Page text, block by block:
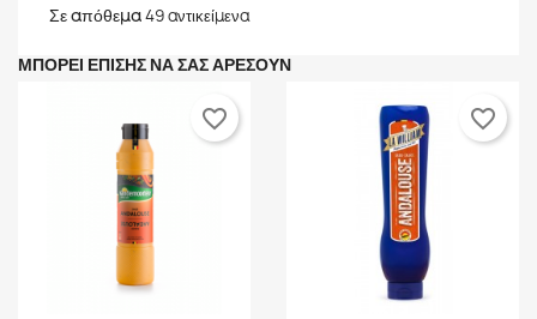
Σε απόθεμα49 αντικείμενα
ΜΠΟΡΕΊ ΕΠΊΣΗΣ ΝΑ ΣΑΣ ΑΡΈΣΟΥΝ
favorite_border favorite_border